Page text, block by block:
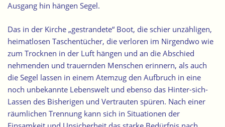
Ausgang hin hängen Segel.
Das in der Kirche „gestrandete“ Boot, die schier unzähligen,
heimatlosen Taschentücher, die verloren im Nirgendwo wie
zum Trocknen in der Luft hängen und an die Abschied
nehmenden und trauernden Menschen erinnern, als auch
die Segel lassen in einem Atemzug den Aufbruch in eine
noch unbekannte Lebenswelt und ebenso das Hinter-sich-
Lassen des Bisherigen und Vertrauten spüren. Nach einer
räumlichen Trennung kann sich in Situationen der